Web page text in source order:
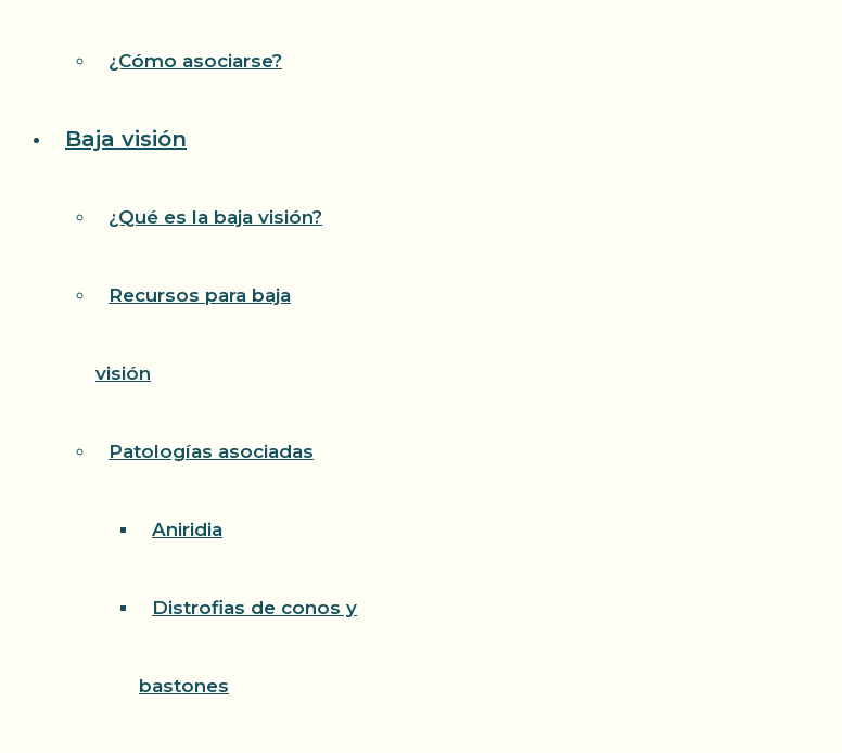
¿Cómo asociarse?
Baja visión
¿Qué es la baja visión?
Recursos para baja
visión
Patologías asociadas
Aniridia
Distrofias de conos y
bastones